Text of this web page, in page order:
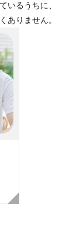
いるうちに、
ありません。